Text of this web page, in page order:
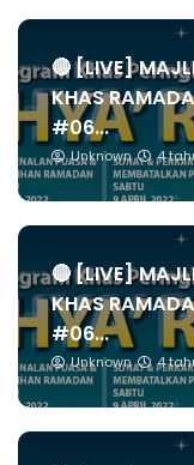
🔴 [LIVE]
KHAS
#06...
Unknown 4
🔴 [LIVE]
KHAS
#06...
Unknown 4